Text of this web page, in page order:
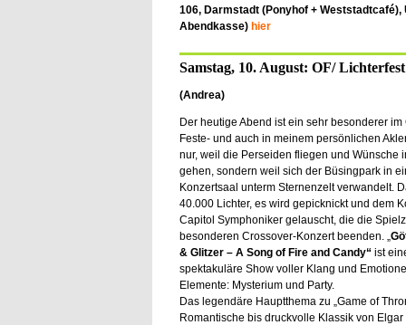
106, Darmstadt (Ponyhof +
Abendkasse) hier
Samstag, 10. August: OF/ Lichterfest
(Andrea)
Der heutige Abend ist ein sehr besonderer im
Feste- und auch in meinem persönlichen
nur, weil die Perseiden fliegen und Wünsche
gehen, sondern weil sich der Büsingpark in
Konzertsaal unterm Sternenzelt verwandelt.
40.000 Lichter, es wird gepicknickt und dem
Capitol Symphoniker gelauscht, die die
besonderen Crossover-Konzert beenden. „
& Glitzer – A Song of Fire and Candy“ ist
spektakuläre Show voller Klang und
Elemente: Mysterium und Party.
Das legendäre Hauptthema zu „Game of
Romantische bis druckvolle Klassik von